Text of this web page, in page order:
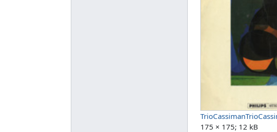
175 × 175; 12 kB